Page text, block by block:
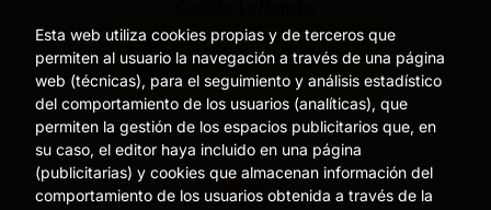
Esta web utiliza cookies propias y de terceros que
permiten al usuario la navegación a través de una página
web (técnicas), para el seguimiento y análisis estadístico
del comportamiento de los usuarios (analíticas), que
permiten la gestión de los espacios publicitarios que, en
su caso, el editor haya incluido en una página
(publicitarias) y cookies que almacenan información del
comportamiento de los usuarios obtenida a través de la